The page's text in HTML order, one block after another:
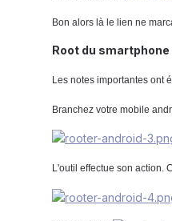
Bon alors là le lien ne
Root du smartphone
Les notes importantes ont
Branchez votre mobile
L'outil effectue son action.